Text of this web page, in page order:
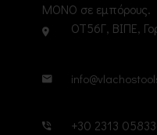
ΜΟΝΟ σε εμπόρους.
ΟΤ56Γ, ΒΙΠΕ,
+30 2313